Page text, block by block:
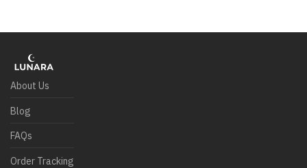
About Us
Blog
FAQs
Order Tracking